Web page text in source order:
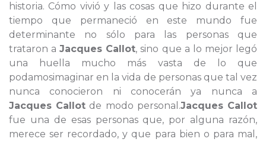
historia. Cómo vivió y las cosas que hizo durante el
tiempo que permaneció en este mundo fue
determinante no sólo para las personas que
trataron aJacques Callot, sino que a lo mejor legó
una huella mucho más vasta de lo que
podamosimaginar en la vida de personas que tal vez
nunca conocieron ni conocerán ya nunca a
Jacques Callot de modo personal.Jacques Callot
fue una de esas personas que, por alguna razón,
merece ser recordado, y que para bien o para mal,